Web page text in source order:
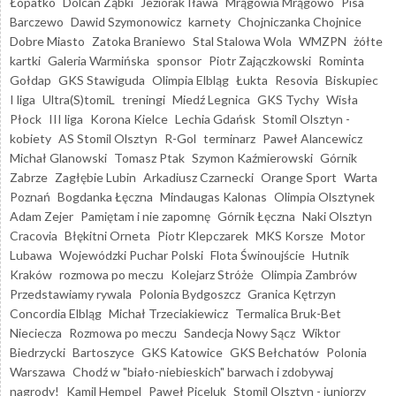
Barczewo Dawid Szymonowicz karnety Chojniczanka Chojnice
Dobre Miasto Zatoka Braniewo Stal Stalowa Wola WMZPN żółte
kartki Galeria Warmińska sponsor Piotr Zajączkowski Rominta
Gołdap GKS Stawiguda Olimpia Elbląg Łukta Resovia Biskupiec
I liga Ultra(S)tomiL treningi Miedź Legnica GKS Tychy Wisła
Płock III liga Korona Kielce Lechia Gdańsk Stomil Olsztyn -
kobiety AS Stomil Olsztyn R-Gol terminarz Paweł Alancewicz
Michał Glanowski Tomasz Ptak Szymon Kaźmierowski Górnik
Zabrze Zagłębie Lubin Arkadiusz Czarnecki Orange Sport Warta
Poznań Bogdanka Łęczna Mindaugas Kalonas Olimpia Olsztynek
Adam Zejer Pamiętam i nie zapomnę Górnik Łęczna Naki Olsztyn
Cracovia Błękitni Orneta Piotr Klepczarek MKS Korsze Motor
Lubawa Wojewódzki Puchar Polski Flota Świnoujście Hutnik
Kraków rozmowa po meczu Kolejarz Stróże Olimpia Zambrów
Przedstawiamy rywala Polonia Bydgoszcz Granica Kętrzyn
Concordia Elbląg Michał Trzeciakiewicz Termalica Bruk-Bet
Nieciecza Rozmowa po meczu Sandecja Nowy Sącz Wiktor
Biedrzycki Bartoszyce GKS Katowice GKS Bełchatów Polonia
Warszawa Chodź w "biało-niebieskich" barwach i zdobywaj
nagrody!
Kamil Hempel Paweł Piceluk Stomil Olsztyn - juniorzy